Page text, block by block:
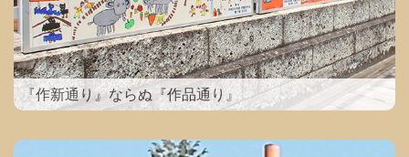
『作新通り』ならぬ『作品通り』